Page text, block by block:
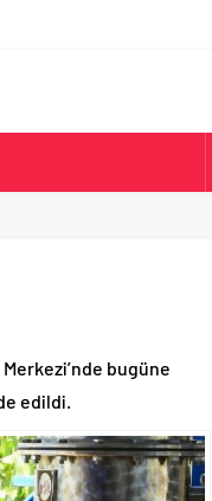
bugüne
edildi.